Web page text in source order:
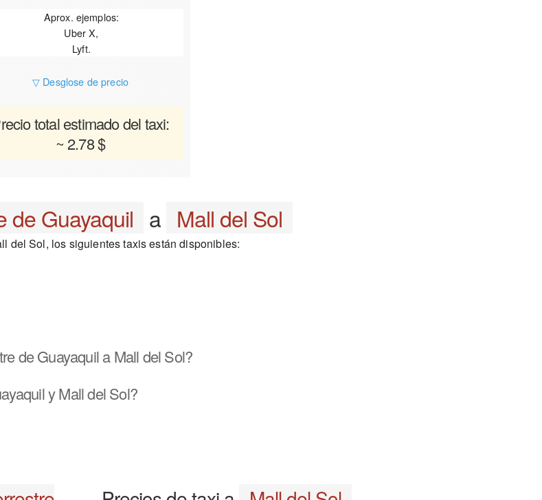
Aprox. ejemplos:
Uber X,
Lyft.
▽ Desglose de precio
total estimado del taxi:
~ 2.78 $
de Guayaquil a Mall del Sol
del Sol, los siguientes taxis están disponibles:
de Guayaquil a Mall del Sol?
y Mall del Sol?